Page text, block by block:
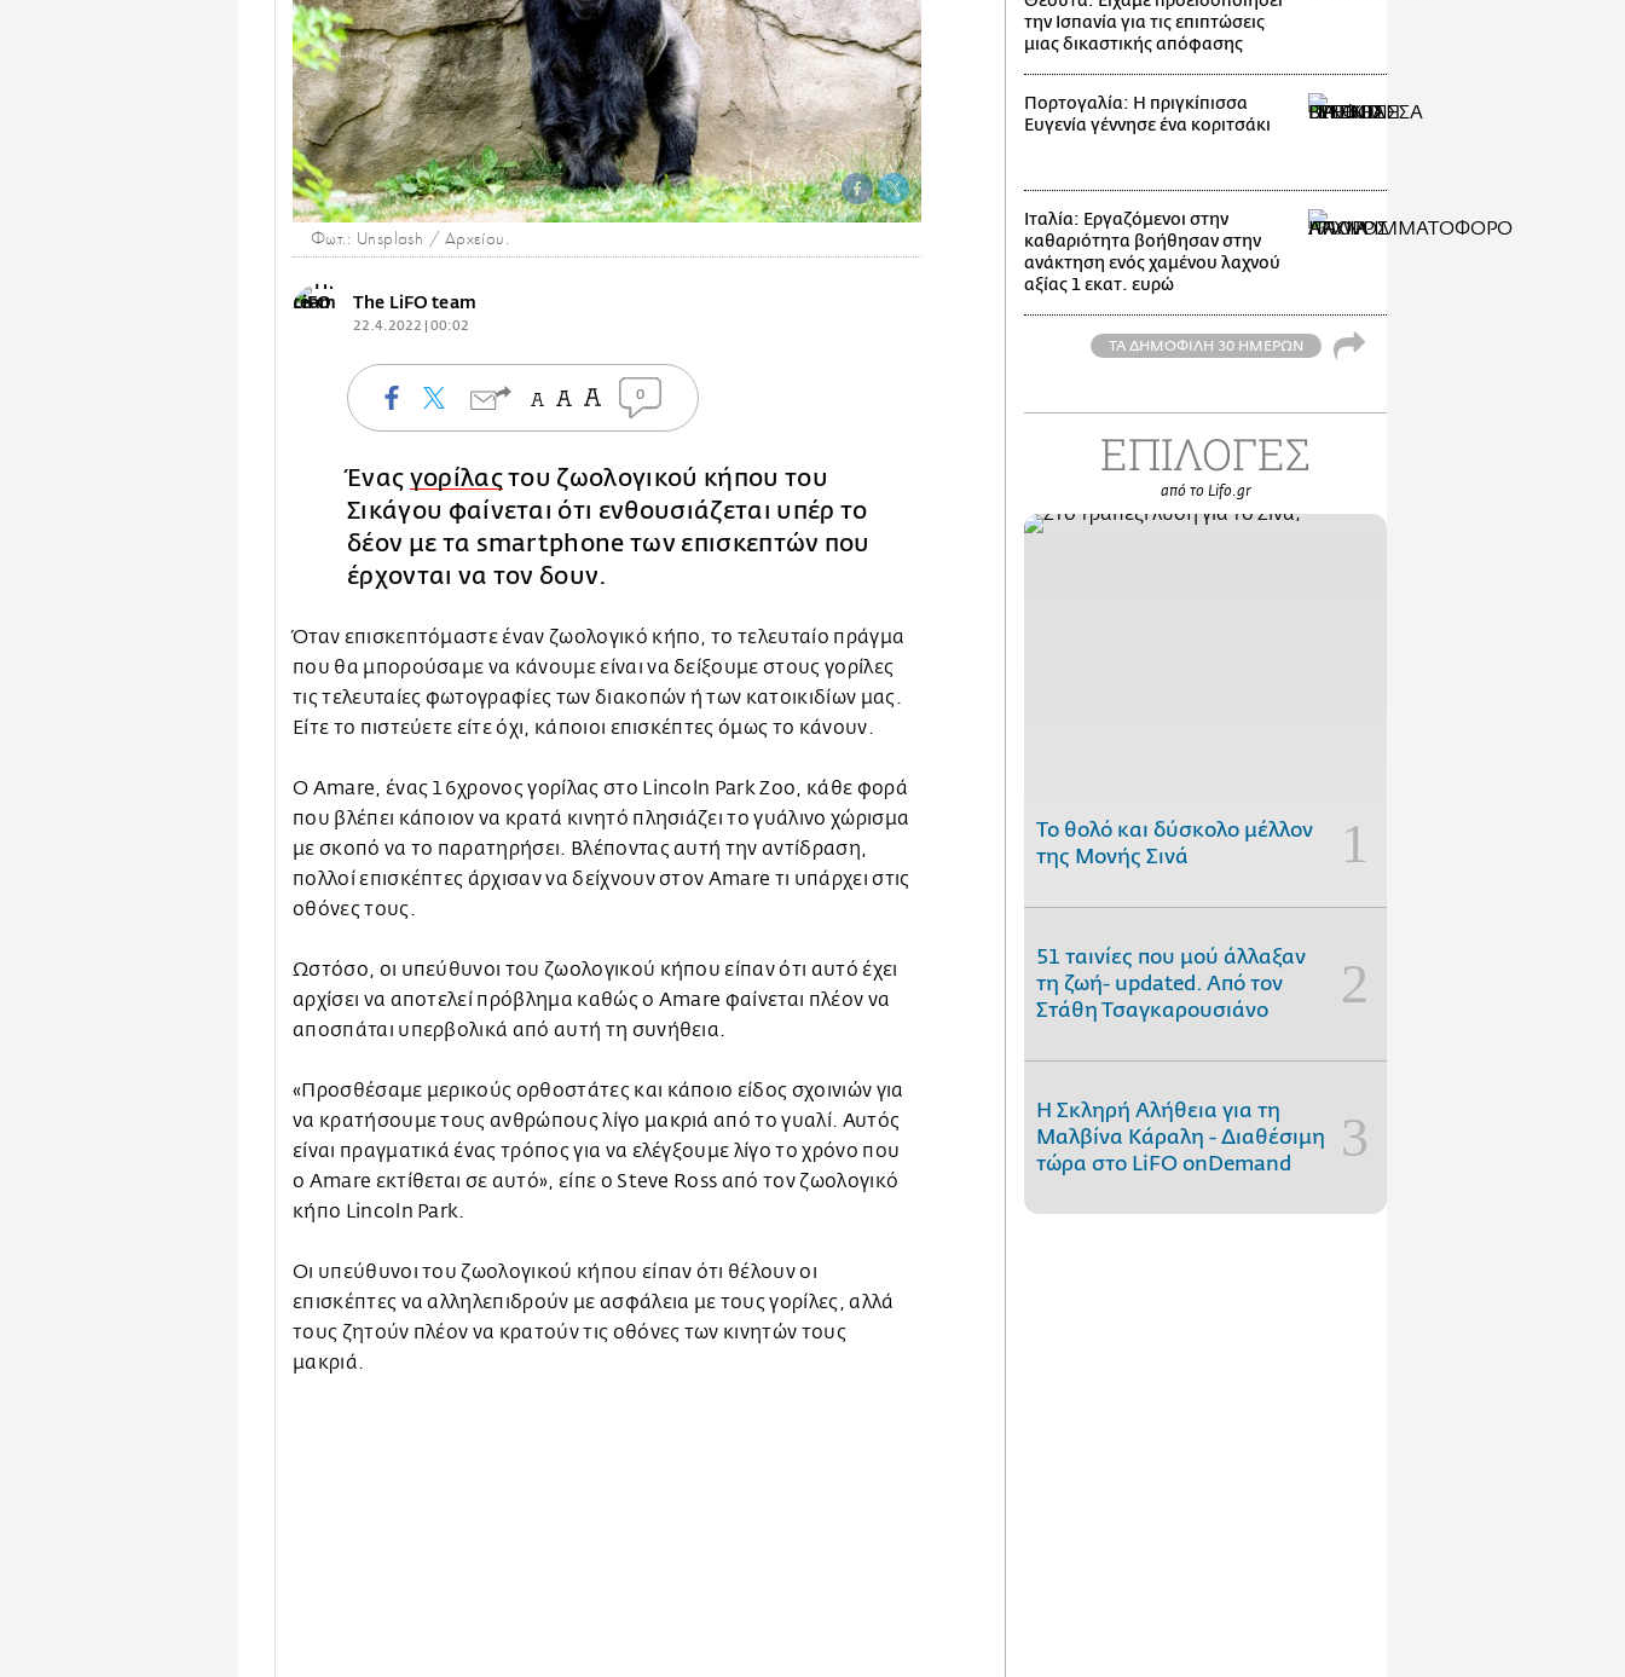
Φωτ.: Unsplash / Αρχείου.
The LiFO team
22.4.2022 | 00:02
0
Ένας γορίλαςτου ζωολογικού κήπου του
Σικάγου φαίνεται ότι ενθουσιάζεται υπέρ το
δέον με τα smartphone των επισκεπτών που
έρχονται να τον δουν.
Όταν επισκεπτόμαστε έναν ζωολογικό κήπο, το τελευταίο πράγμα
που θα μπορούσαμε να κάνουμε είναι να δείξουμε στους γορίλες
τις τελευταίες φωτογραφίες των διακοπών ή των κατοικιδίων μας.
Είτε το πιστεύετε είτε όχι, κάποιοι επισκέπτες όμως το κάνουν.
Ο Amare, ένας 16χρονος γορίλας στο Lincoln Park Zoo, κάθε φορά
που βλέπει κάποιον να κρατά κινητό πλησιάζει το γυάλινο χώρισμα
με σκοπό να το παρατηρήσει. Βλέποντας αυτή την αντίδραση,
πολλοί επισκέπτες άρχισαν να δείχνουν στον Amare τι υπάρχει στις
οθόνες τους.
Ωστόσο, οι υπεύθυνοι του ζωολογικού κήπου είπαν ότι αυτό έχει
αρχίσει να αποτελεί πρόβλημα καθώς ο Amare φαίνεται πλέον να
αποσπάται υπερβολικά από αυτή τη συνήθεια.
«Προσθέσαμε μερικούς ορθοστάτες και κάποιο είδος σχοινιών για
να κρατήσουμε τους ανθρώπους λίγο μακριά από το γυαλί. Αυτός
είναι πραγματικά ένας τρόπος για να ελέγξουμε λίγο το χρόνο που
ο Amare εκτίθεται σε αυτό», είπε ο Steve Ross από τον ζωολογικό
κήπο Lincoln Park.
Οι υπεύθυνοι του ζωολογικού κήπου είπαν ότι θέλουν οι
επισκέπτες να αλληλεπιδρούν με ασφάλεια με τους γορίλες, αλλά
τους ζητούν πλέον να κρατούν τις οθόνες των κινητών τους
μακριά.
την Ισπανία για τις επιπτώσεις
μιας δικαστικής απόφασης
Πορτογαλία: Η πριγκίπισσα
Ευγενία γέννησε ένα κοριτσάκι
Ιταλία: Εργαζόμενοι στην
καθαριότητα βοήθησαν στην
ανάκτηση ενός χαμένου λαχνού
αξίας 1 εκατ. ευρώ
ΤΑ ΔΗΜΟΦΙΛΗ 30 ΗΜΕΡΩΝ
ΕΠΙΛΟΓΕΣ
από το Lifo.gr
Το θολό και δύσκολο μέλλον
της Μονής Σινά
51 ταινίες που μού άλλαξαν
τη ζωή- updated. Aπό τον
Στάθη Τσαγκαρουσιάνο
Η Σκληρή Αλήθεια για τη
Μαλβίνα Κάραλη - Διαθέσιμη
τώρα στo LiFO onDemand